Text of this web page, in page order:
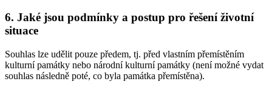
6. Jaké jsou podmínky a postup pro řešení životní
situace
Souhlas lze udělit pouze předem, tj. před vlastním přemístěním
kulturní památky nebo národní kulturní památky (není možné vydat
souhlas následně poté, co byla památka přemístěna).